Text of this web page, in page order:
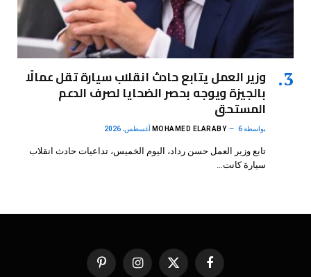
وزير العمل يتابع حادث انقلاب سيارة تقل عمالًا
بالجيزة ويوجه بحصر الضحايا لصرف الدعم
المستحق
بواسطة MOHAMED ELARABY 6 أغسطس، 2026
تابع وزير العمل حسن رداد، اليوم الخميس، تداعيات حادث انقلاب
سيارة كانت…
فيسبوك
X
الانستغرامبينتيريست